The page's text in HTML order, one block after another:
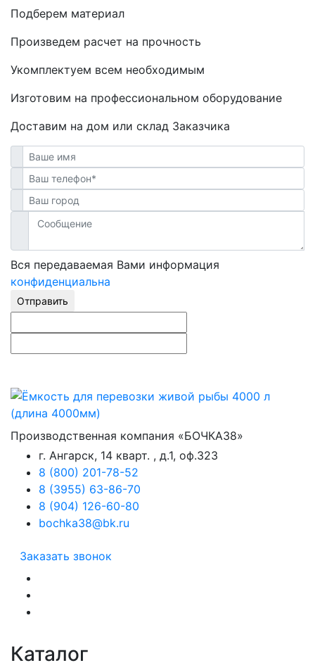
Подберем материал
Произведем расчет на прочность
Укомплектуем всем необходимым
Изготовим на профессиональном оборудование
Доставим на дом или склад Заказчика
Вся передаваемая Вами информация
конфиденциальна
Отправить
Производственная компания «БОЧКА38»
г. Ангарск, 14 кварт. , д.1, оф.323
8 (800) 201-78-52
8 (3955) 63-86-70
8 (904) 126-60-80
bochka38@bk.ru
Заказать звонок
Каталог